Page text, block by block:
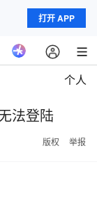
打开 APP
个人
法登陆
版权 举报